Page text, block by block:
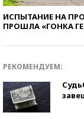
ИСПЫТАНИЕ НА
ПРОШЛА «ГОНКА
РЕКОМЕНДУЕМ: